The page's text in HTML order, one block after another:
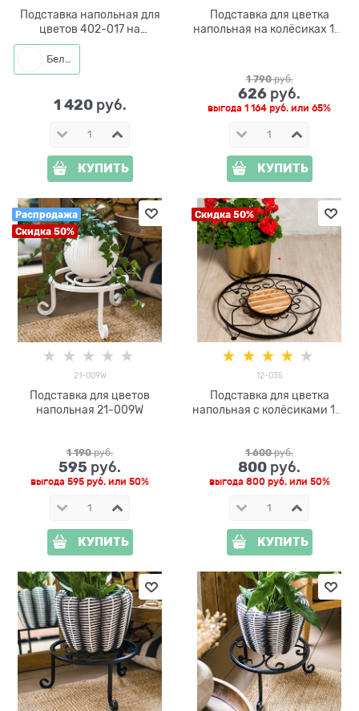
Подставка напольная для
цветов 402-017 на
колёсиках d=30 см
Белый
1 420 руб.
КУПИТЬ
Подставка для цветка
напольная на колёсиках 12-
1 790 руб.
626 руб.
выгода 1 164 руб. или 65%
КУПИТЬ
Распродажа
Скидка 50%
21-009W
Подставка для цветов
напольная 21-009W
1 190 руб.
595 руб.
выгода 595 руб. или 50%
КУПИТЬ
Скидка 50%
12-035
Подставка для цветка
напольная с колёсиками 12-
1 600 руб.
800 руб.
выгода 800 руб.или 50%
КУПИТЬ